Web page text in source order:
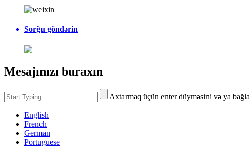
Sorğu göndərin
Mesajınızı buraxın
Axtarmaq üçün enter düyməsini və ya
English
French
German
Portuguese